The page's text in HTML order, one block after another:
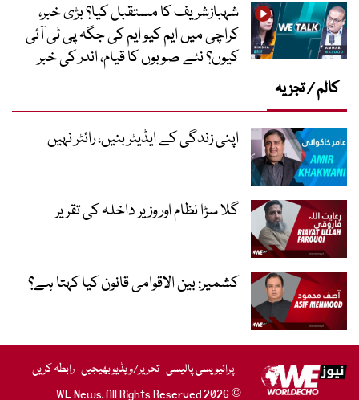
شہبازشریف کا مستقبل کیا؟ بڑی خبر،
کراچی میں ایم کیو ایم کی جگہ پی ٹی آئی
کیوں؟ نئے صوبوں کا قیام، اندر کی خبر
کالم / تجزیہ
اپنی زندگی کے ایڈیٹر بنیں، رائٹر نہیں
گلا سڑا نظام اور وزیر داخلہ کی تقریر
کشمیر: بین الاقوامی قانون کیا کہتا ہے؟
پرائیویسی پالیسی تحریر/ویڈیو بھیجیں رابطہ کریں
© 2026 WE News. All Rights Reserved